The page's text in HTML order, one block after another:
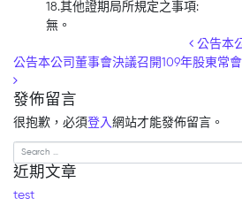
18.其他證期局所規定之事項:
無。
公告本
公告本公司董事會決議召開109年股東常
發佈留言
很抱歉，必須登入網站才能發佈留言。
Search
近期文章
test